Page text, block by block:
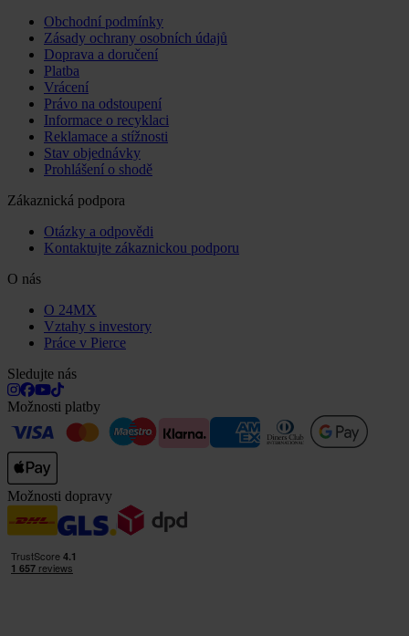
Obchodní podmínky
Zásady ochrany osobních údajů
Doprava a doručení
Platba
Vrácení
Právo na odstoupení
Informace o recyklaci
Reklamace a stížnosti
Stav objednávky
Prohlášení o shodě
Zákaznická podpora
Otázky a odpovědi
Kontaktujte zákaznickou podporu
O nás
O 24MX
Vztahy s investory
Práce v Pierce
Sledujte nás
Možnosti platby
Možnosti dopravy